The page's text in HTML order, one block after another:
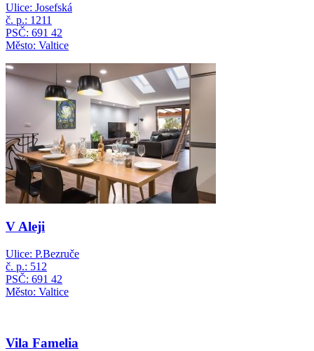
Ulice: Josefská
č. p.: 1211
PSČ: 691 42
Město: Valtice
V Aleji
Ulice: P.Bezruče
č. p.: 512
PSČ: 691 42
Město: Valtice
Vila Famelia